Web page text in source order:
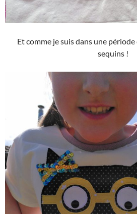
Et comme je suis dans une
sequins !